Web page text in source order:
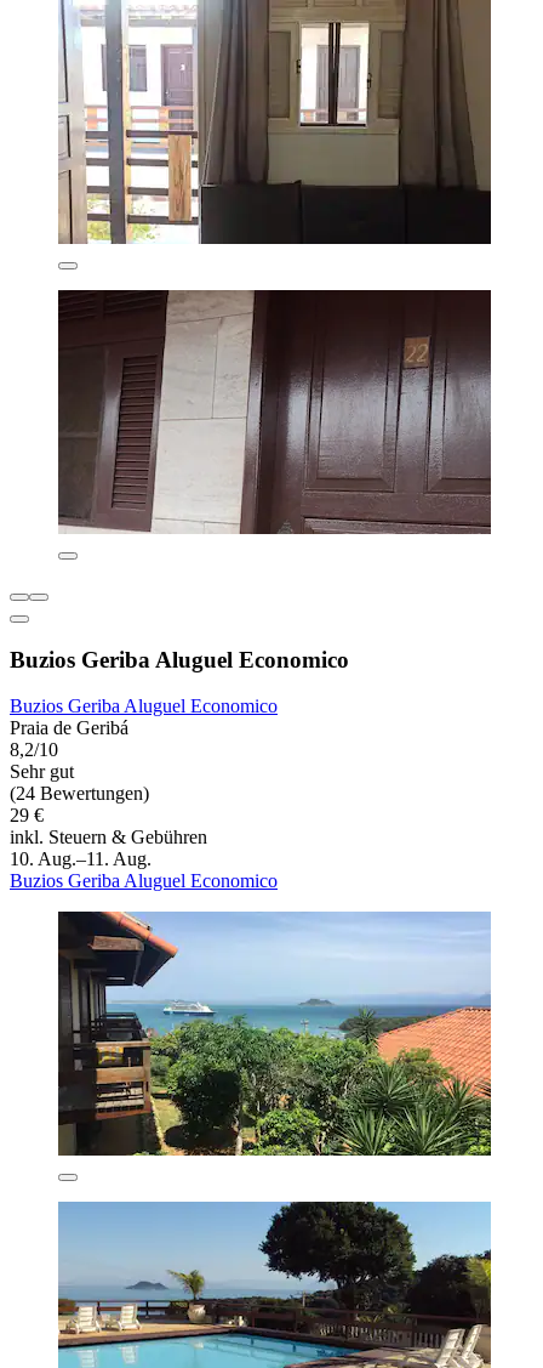
Buzios Geriba Aluguel Economico
Buzios Geriba Aluguel Economico
Praia de Geribá
8,2/10
Sehr gut
(24 Bewertungen)
29 €
inkl. Steuern & Gebühren
10. Aug.–11. Aug.
Buzios Geriba Aluguel Economico